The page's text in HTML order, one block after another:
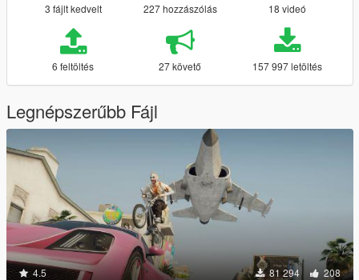
3 fájlt kedvelt 227 hozzászólás 18 videó
6 feltöltés 27 követő 157 997 letöltés
Legnépszerűbb Fájl
4.5 81 294 208